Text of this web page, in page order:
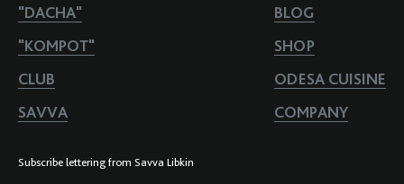
"DACHA"
"KOMPOT"
CLUB
SAVVA
BLOG
SHOP
ODESA CUISINE
COMPANY
Subscribe lettering from Savva Libkin